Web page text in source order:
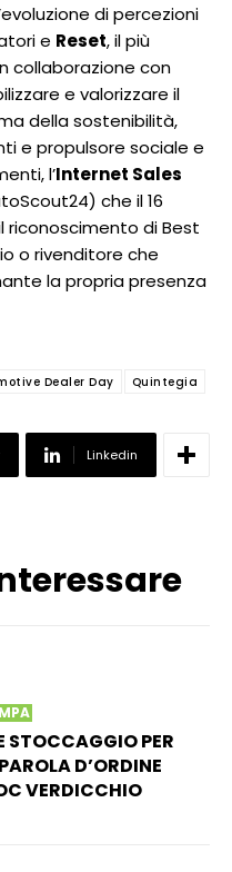
di percezioni
e Reset, il più
collaborazione con
e valorizzare il
della sostenibilità,
e propulsore sociale e
l’Internet Sales
che il 16
di Best
o rivenditore che
la propria presenza
Dealer Day Quintegia
Linkedin
STOCCAGGIO PER
D’ORDINE
VERDICCHIO